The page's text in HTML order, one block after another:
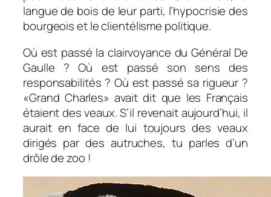
langue de bois de leur parti, l’hypocrisie des
bourgeois et le clientélisme politique.
Où est passé la clairvoyance du Général De
Gaulle ? Où est passé son sens des
responsabilités ? Où est passé sa rigueur ?
«Grand Charles» avait dit que les Français
étaient des veaux. S’il revenait aujourd’hui, il
aurait en face de lui toujours des veaux
dirigés par des autruches, tu parles d’un
drôle de zoo !